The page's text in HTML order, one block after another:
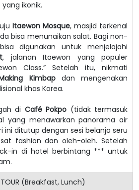
ikonik.
Itaewon Mosque, masjid terkenal
bisa menunaikan salat. Bagi non-
digunakan untuk menjelajahi
, jalanan Itaewon yang populer
Class.” Setelah itu, nikmati
Kimbapdan mengenakan
khas Korea.
di Café Pokpo (tidak termasuk
yang menawarkan panorama air
ini ditutup dengan sesi belanja seru
fashion dan oleh-oleh. Setelah
in di hotel berbintang *** untuk
TOUR (Breakfast, Lunch)